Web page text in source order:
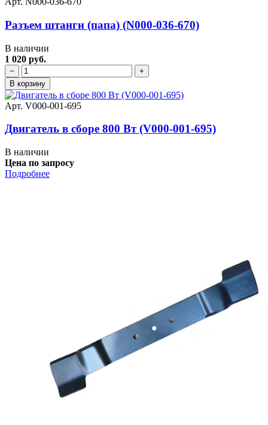
Разъем штанги (папа) (N000-036-670)
В наличии
1 020 руб.
−
+
В корзину
Арт. V000-001-695
Двигатель в сборе 800 Вт (V000-001-695)
В наличии
Цена по запросу
Подробнее